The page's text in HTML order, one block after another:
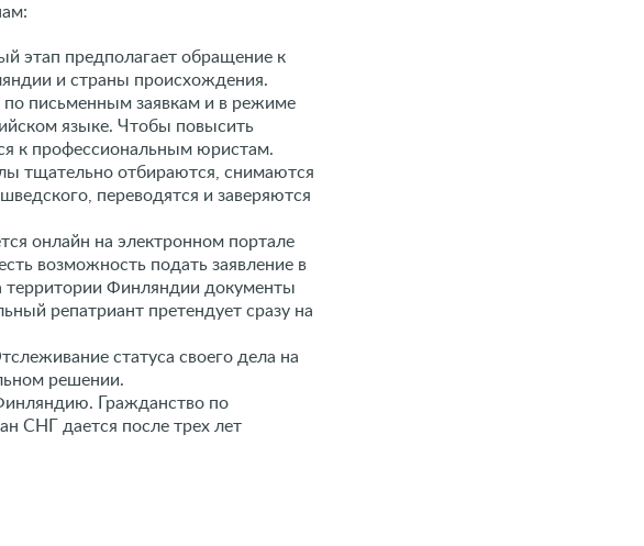
этап предполагает обращение к
и страны происхождения.
письменным заявкам и в режиме
языке. Чтобы повысить
к профессиональным юристам.
тщательно отбираются, снимаются
переводятся и заверяются
онлайн на электронном портале
возможность подать заявление в
территории Финляндии документы
репатриант претендует сразу на
статуса своего дела на
решении.
Гражданство по
СНГ дается после трех лет